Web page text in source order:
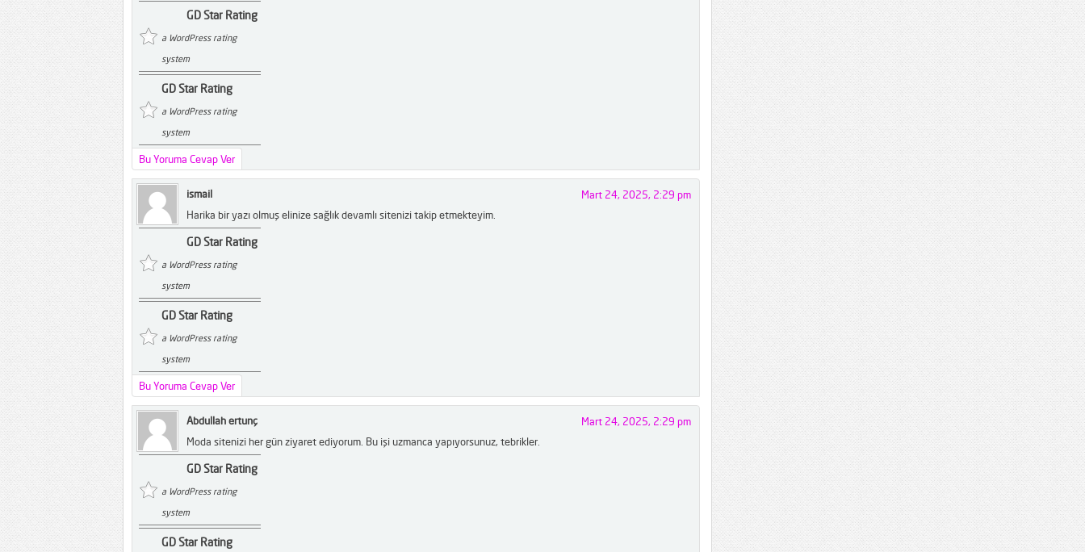
GD Star Rating
a WordPress rating
system
GD Star Rating
a WordPress rating
system
Bu Yoruma Cevap Ver
ismail
Mart 24, 2025, 2:29 pm
Harika bir yazı olmuş elinize sağlık devamlı sitenizi takip etmekteyim.
GD Star Rating
a WordPress rating
system
GD Star Rating
a WordPress rating
system
Bu Yoruma Cevap Ver
Abdullah ertunç
Mart 24, 2025, 2:29 pm
Moda sitenizi her gün ziyaret ediyorum. Bu işi uzmanca yapıyorsunuz, tebrikler.
GD Star Rating
a WordPress rating
system
GD Star Rating